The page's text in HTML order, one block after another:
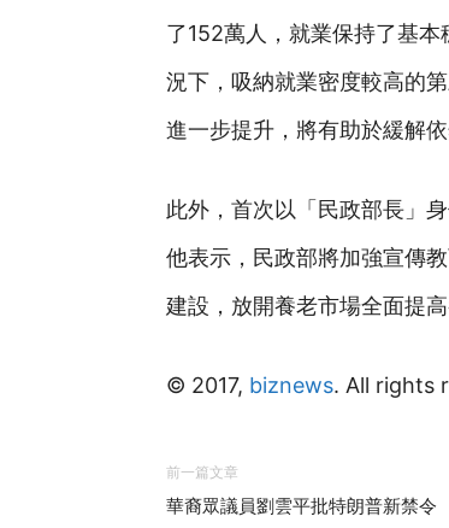
了152萬人，就業保持了基
況下，吸納就業密度較高的
進一步提升，將有助於緩解
此外，首次以「民政部長」
他表示，民政部將加強宣傳
建設，放開養老市場全面提高
© 2017, biznews. All rights
前一篇文章
華裔眾議員劉雲平批特朗普新禁令